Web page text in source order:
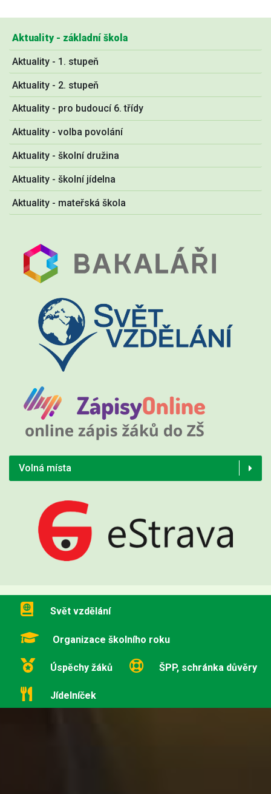
Aktuality - základní škola
Aktuality - 1. stupeň
Aktuality - 2. stupeň
Aktuality - pro budoucí 6. třídy
Aktuality - volba povolání
Aktuality - školní družina
Aktuality - školní jídelna
Aktuality - mateřská škola
Volná místa
Svět vzdělání
Organizace školního roku
Úspěchy žáků ŠPP, schránka důvěry
Jídelníček